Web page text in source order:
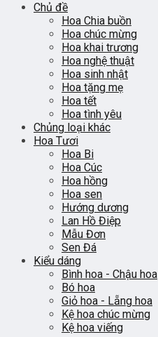
Chủ đề
Hoa Chia buồn
Hoa chúc mừng
Hoa khai trương
Hoa nghệ thuật
Hoa sinh nhật
Hoa tặng mẹ
Hoa tết
Hoa tình yêu
Chủng loại khác
Hoa Tươi
Hoa Bi
Hoa Cúc
Hoa hồng
Hoa sen
Hướng dương
Lan Hồ Điệp
Mẫu Đơn
Sen Đá
Kiểu dáng
Bình hoa - Chậu hoa
Bó hoa
Giỏ hoa - Lẵng hoa
Kệ hoa chúc mừng
Kệ hoa viếng